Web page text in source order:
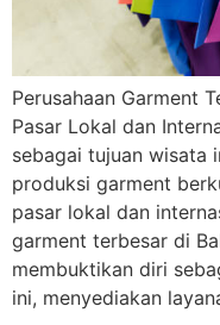
Perusahaan Garment
Pasar Lokal dan
sebagai tujuan wisata
produksi garment
pasar lokal dan
garment terbesar di
membuktikan diri
ini, menyediakan